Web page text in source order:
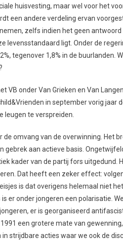
huisvesting, maar wel voor het
een andere verdeling ervan
zelfs indien het geen
levensstandaard ligt. Onder de
tegenover 1,8% in de buurlanden.
onder Van Grieken en Van
in september vorig jaar
leugen te verspreiden.
omvang van de overwinning. Het
gebrek aan actieve basis.
kader van de partij fors uitgedund.
Dat heeft een zeker effect:
is dat overigens helemaal niet
er onder jongeren een polarisatie.
er is georganiseerd
een grotere mate van
strijdbare acties waar we ook de